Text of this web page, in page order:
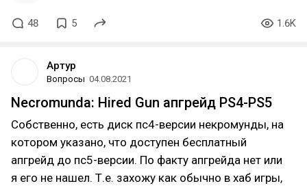
48 5 1.6K
Артур
Вопросы 04.08.2021
Necromunda: Hired Gun апгрейд PS4-PS5
Собственно, есть диск пс4-версии некромунды, на
котором указано, что доступен бесплатный
апгрейд до пс5-версии. По факту апгрейда нет или
я его не нашел. Т.е. захожу как обычно в хаб игры,